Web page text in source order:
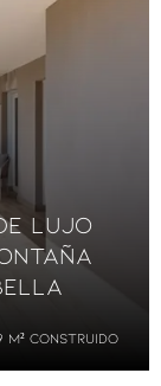
lujo
M² CONSTRUIDO